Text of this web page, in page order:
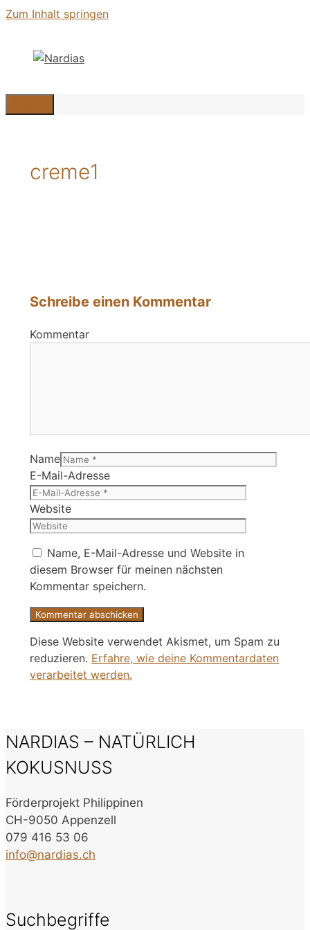
Zum Inhalt springen
creme1
Schreibe einen Kommentar
Kommentar
Name
E-Mail-Adresse
Website
Name, E-Mail-Adresse und Website in
diesem Browser für meinen nächsten
Kommentar speichern.
Diese Website verwendet Akismet, um Spam zu
reduzieren. Erfahre, wie deine Kommentardaten
verarbeitet werden.
NARDIAS – NATÜRLICH
KOKUSNUSS
Förderprojekt Philippinen
CH-9050 Appenzell
079 416 53 06
info@nardias.ch
Suchbegriffe